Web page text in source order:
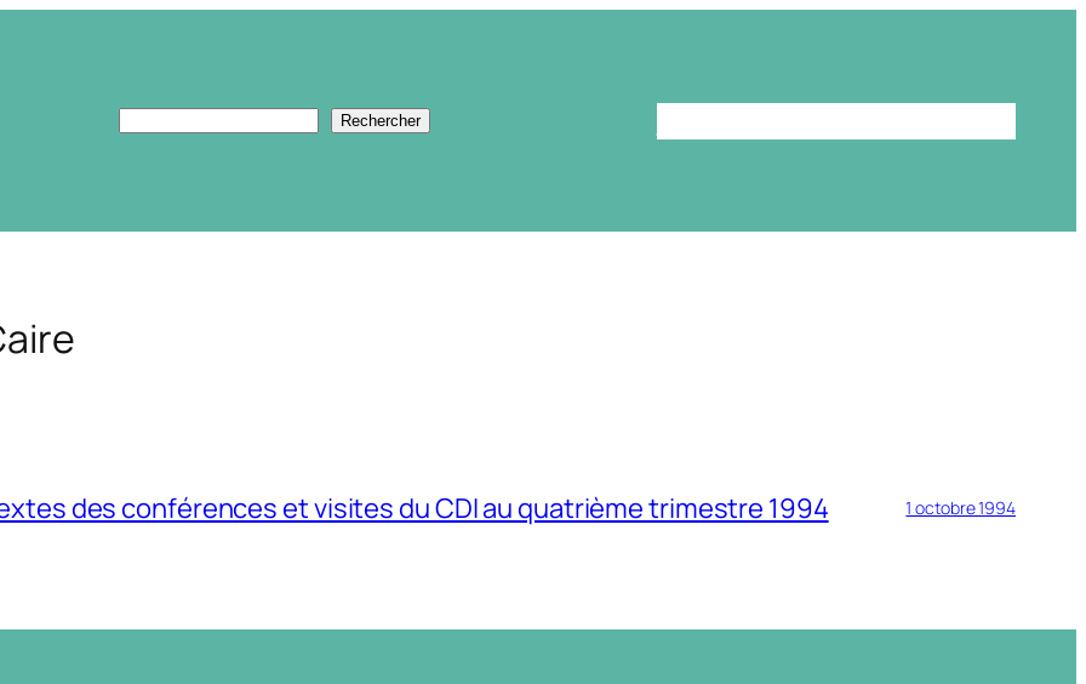
Rechercher Rechercher
Textes des conférences et visites du CDI au quatrième trimestre 1994 1 octobre 1994